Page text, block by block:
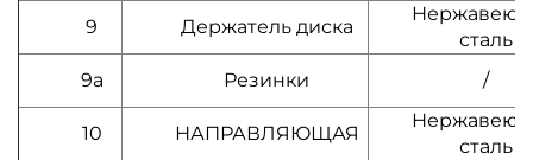
9
Держатель диска
сталь
9а
Резинки /
10 НАПРАВЛЯЮЩАЯ
сталь